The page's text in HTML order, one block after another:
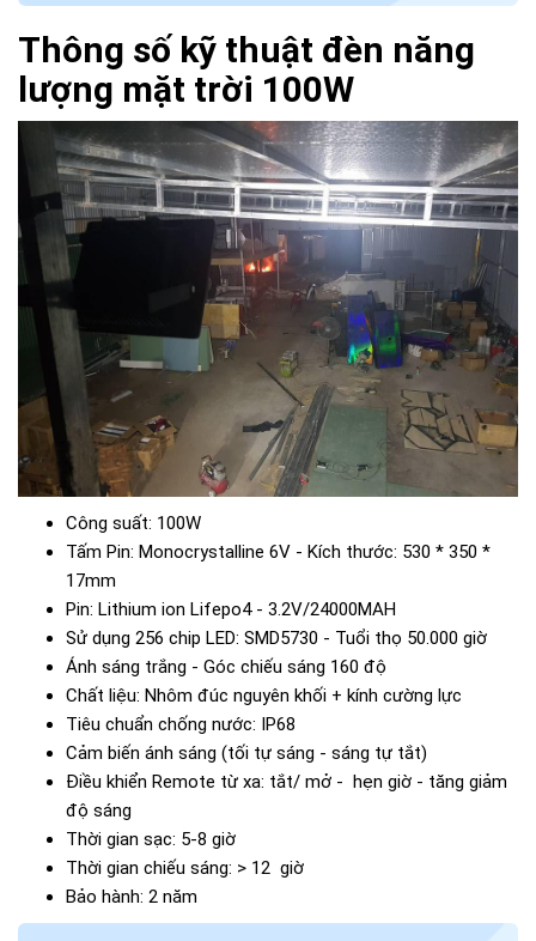
Thông số kỹ thuật đèn năng
lượng mặt trời 100W
Công suất: 100W
Tấm Pin: Monocrystalline 6V - Kích thước: 530 * 350 *
17mm
Pin: Lithium ion Lifepo4 - 3.2V/24000MAH
Sử dụng 256 chip LED: SMD5730 - Tuổi thọ 50.000 giờ
Ánh sáng trắng - Góc chiếu sáng 160 độ
Chất liệu: Nhôm đúc nguyên khối + kính cường lực
Tiêu chuẩn chống nước: IP68
Cảm biến ánh sáng (tối tự sáng - sáng tự tắt)
Điều khiển Remote từ xa: tắt/ mở - hẹn giờ - tăng giảm
độ sáng
Thời gian sạc: 5-8 giờ
Thời gian chiếu sáng: > 12 giờ
Bảo hành: 2 năm